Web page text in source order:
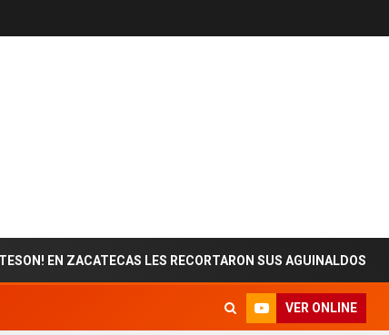
ZACATECAS LES RECORTARON SUS AGUINALDOS
VER ONLINE